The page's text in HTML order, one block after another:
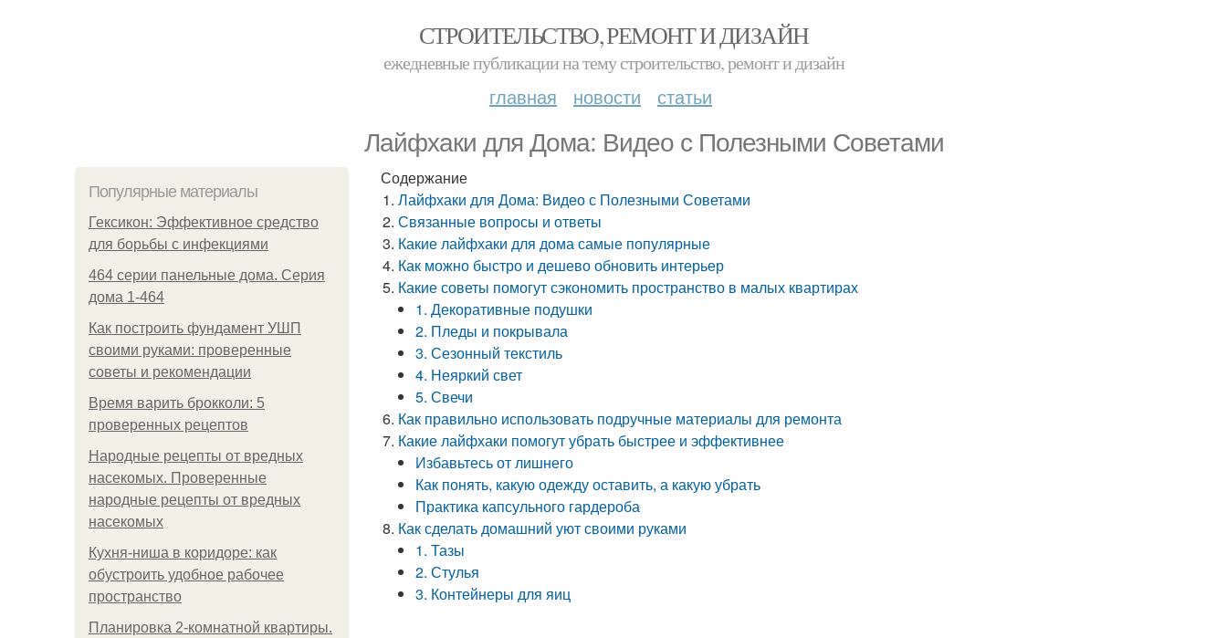
СТРОИТЕЛЬСТВО, РЕМОНТ И ДИЗАЙН
ежедневные публикации на тему строительство, ремонт и дизайн
главная новости статьи
Лайфхаки для Дома: Видео с Полезными Советами
Популярные материалы
Гексикон: Эффективное средство
для борьбы с инфекциями
464 серии панельные дома. Серия
дома 1-464
Как построить фундамент УШП
своими руками: проверенные
советы и рекомендации
Время варить брокколи: 5
проверенных рецептов
Народные рецепты от вредных
насекомых. Проверенные
народные рецепты от вредных
насекомых
Кухня-ниша в коридоре: как
обустроить удобное рабочее
пространство
Планировка 2-комнатной квартиры.
Содержание
Лайфхаки для Дома: Видео с Полезными Советами
Связанные вопросы и ответы
Какие лайфхаки для дома самые популярные
Как можно быстро и дешево обновить интерьер
Какие советы помогут сэкономить пространство в малых квартирах
1. Декоративные подушки
2. Пледы и покрывала
3. Сезонный текстиль
4. Неяркий свет
5. Свечи
Как правильно использовать подручные материалы для ремонта
Какие лайфхаки помогут убрать быстрее и эффективнее
Избавьтесь от лишнего
Как понять, какую одежду оставить, а какую убрать
Практика капсульного гардероба
Как сделать домашний уют своими руками
1. Тазы
2. Стулья
3. Контейнеры для яиц